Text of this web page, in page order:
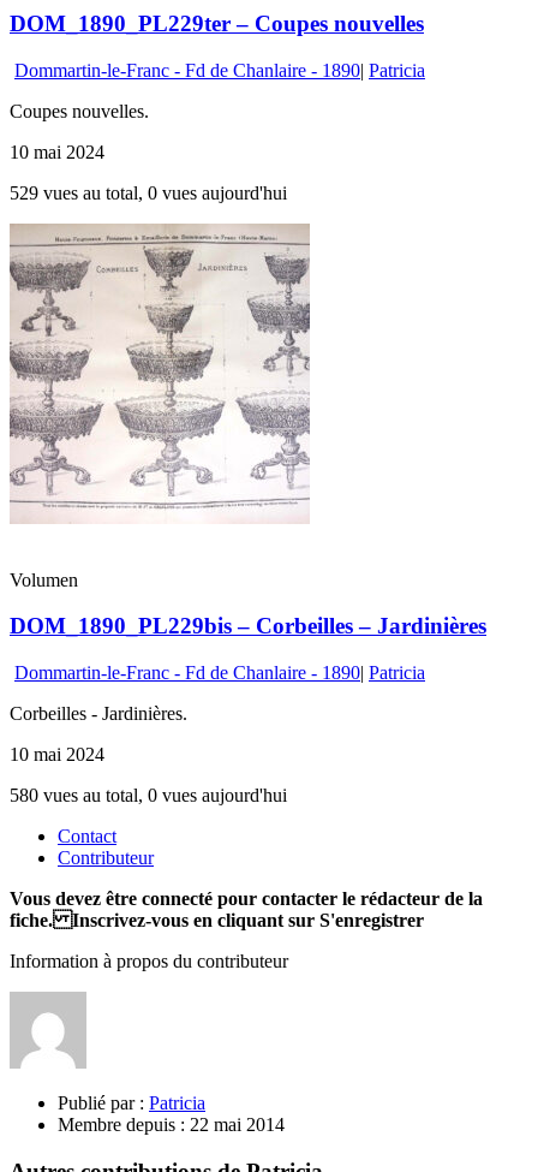
DOM_1890_PL229ter – Coupes nouvelles
Dommartin-le-Franc - Fd de Chanlaire - 1890| Patricia
Coupes nouvelles.
10 mai 2024
529 vues au total, 0 vues aujourd'hui
Volumen
DOM_1890_PL229bis – Corbeilles – Jardinières
Dommartin-le-Franc - Fd de Chanlaire - 1890| Patricia
Corbeilles - Jardinières.
10 mai 2024
580 vues au total, 0 vues aujourd'hui
Contact
Contributeur
Vous devez être connecté pour contacter le rédacteur de la
fiche. Inscrivez-vous en cliquant sur S'enregistrer
Information à propos du contributeur
Publié par : Patricia
Membre depuis : 22 mai 2014